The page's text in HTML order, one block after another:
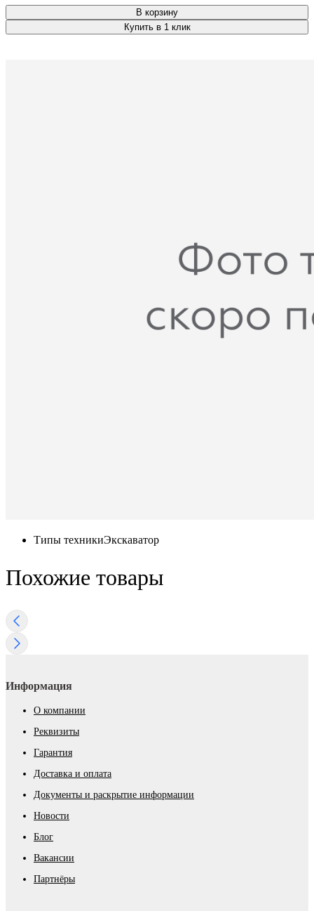
В корзину
Купить в 1 клик
Типы техникиЭкскаватор
Похожие товары
Информация
О компании
Реквизиты
Гарантия
Доставка и оплата
Документы и раскрытие информации
Новости
Блог
Вакансии
Партнёры